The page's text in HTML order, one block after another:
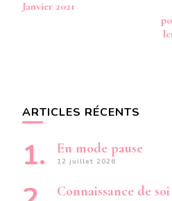
Janvier 2021
ARTICLES RÉCENTS
En mode pause
12 juillet 2026
Connaissance de